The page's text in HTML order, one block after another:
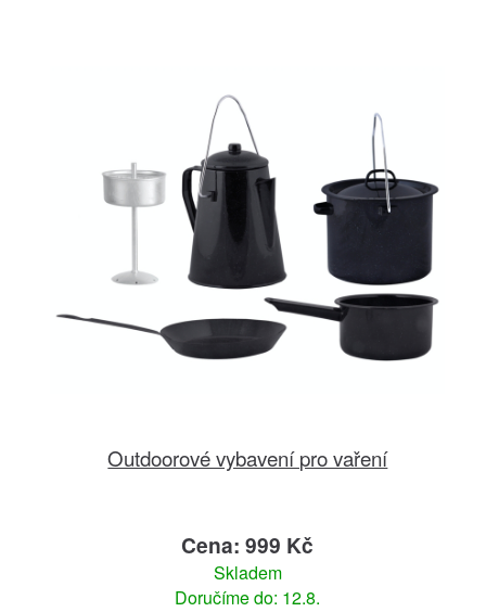
Outdoorové vybavení pro vaření
Cena: 999 Kč
Skladem
Doručíme do: 12.8.